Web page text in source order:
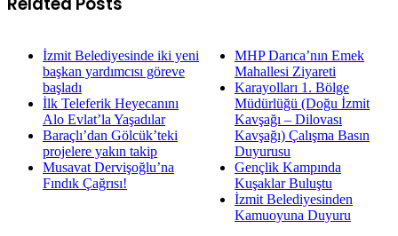
İzmit Belediyesinde iki yeni
başkan yardımcısı göreve
başladı
İlk Teleferik Heyecanını
Alo Evlat’la Yaşadılar
Baraçlı’dan Gölcük’teki
projelere yakın takip
Musavat Dervişoğlu’na
Fındık Çağrısı!
MHP Darıca’nın Emek
Mahallesi Ziyareti
Karayolları 1. Bölge
Müdürlüğü (Doğu İzmit
Kavşağı – Dilovası
Kavşağı) Çalışma Basın
Duyurusu
Gençlik Kampında
Kuşaklar Buluştu
İzmit Belediyesinden
Kamuoyuna Duyuru